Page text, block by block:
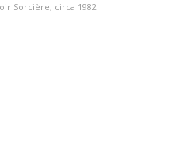
Sorcière, circa 1982